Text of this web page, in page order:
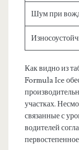
Шум при
Как видно из
Formula Ice
участках.
связанные с
водителей